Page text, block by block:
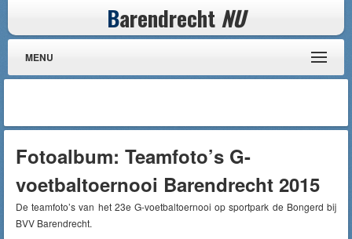
Barendrecht NU
MENU
Fotoalbum: Teamfoto’s G-
voetbaltoernooi Barendrecht 2015
De teamfoto’s van het 23e G-voetbaltoernooi op sportpark de Bongerd bij
BVV Barendrecht.